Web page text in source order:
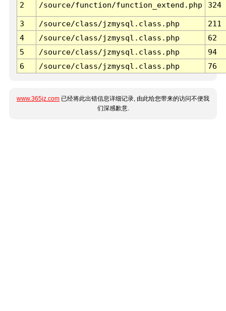
2 /source/function/function_extend.php 324
3 /source/class/jzmysql.class.php
211
4
/source/class/jzmysql.class.php
62
5
/source/class/jzmysql.class.php
94
6
/source/class/jzmysql.class.php 76
www.365jz.com 已经将此出错信息详细记录, 由此给您带来的访问不便我
们深感歉意.